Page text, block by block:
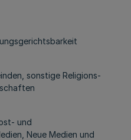
sonstige Religions-
und
Neue Medien und